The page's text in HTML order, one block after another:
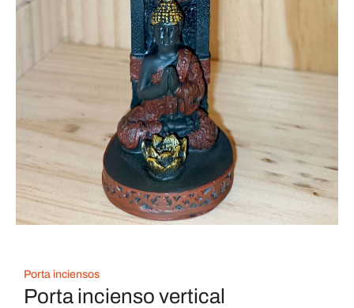
Porta inciensos
Porta incienso vertical